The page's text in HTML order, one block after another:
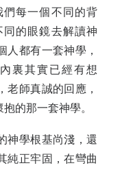
每一個不同的背
的眼鏡去解讀神
人都有一套神學，
裏其實已經有想
老師真誠的回應，
的那一套神學。
神學根基尚淺，還
純正牢固，在彎曲